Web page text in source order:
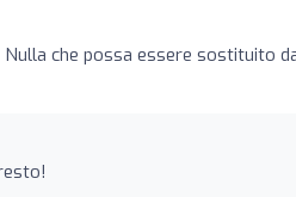
che possa essere sostituito